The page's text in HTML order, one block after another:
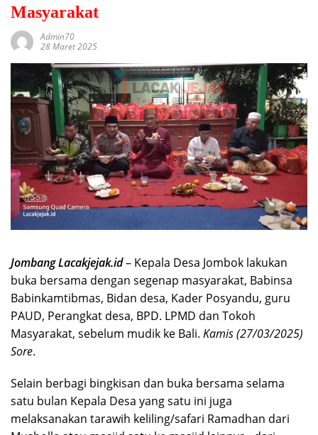
Masyarakat
Admin70
28 Maret 2025
Jombang Lacakjejak.id– Kepala Desa Jombok lakukan
buka bersama dengan segenap masyarakat, Babinsa
Babinkamtibmas, Bidan desa, Kader Posyandu, guru
PAUD, Perangkat desa, BPD. LPMD dan Tokoh
Masyarakat, sebelum mudik ke Bali. Kamis (27/03/2025)
Sore.
Selain berbagi bingkisan dan buka bersama selama
satu bulan Kepala Desa yang satu ini juga
melaksanakan tarawih keliling/safari Ramadhan dari